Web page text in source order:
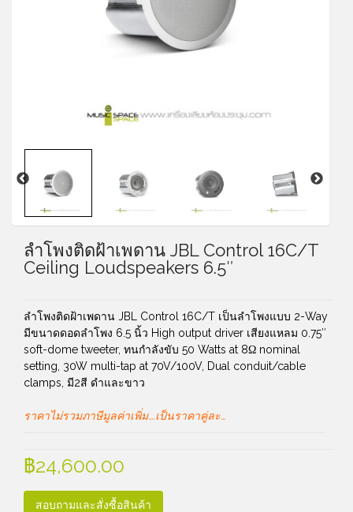
ลำโพงติดฝ้าเพดาน JBL Control 16C/T
Ceiling Loudspeakers 6.5″
ลำโพงติดฝ้าเพดาน JBL Control 16C/T เป็นลำโพงแบบ 2-Way
มีขนาดดอดลำโพง 6.5 นิ้ว High output driver เสียงแหลม 0.75″
soft-dome tweeter, ทนกำลังขับ 50 Watts at 8Ω nominal
setting, 30W multi-tap at 70V/100V, Dual conduit/cable
clamps, มี2สี ดำและขาว
ราคาไม่รวมภาษีมูลค่าเพิ่ม….เป็นราคาคู่ละ…
฿24,600.00
สอบถามและสั่งซื้อสินค้า